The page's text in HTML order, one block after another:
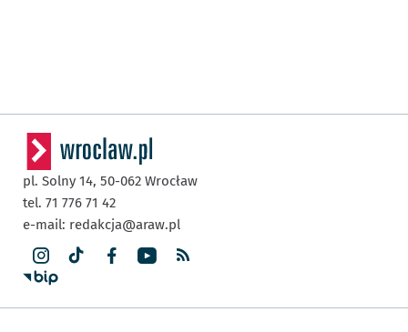
pl. Solny 14, 50-062 Wrocław
tel. 71 776 71 42
e-mail: redakcja@araw.pl